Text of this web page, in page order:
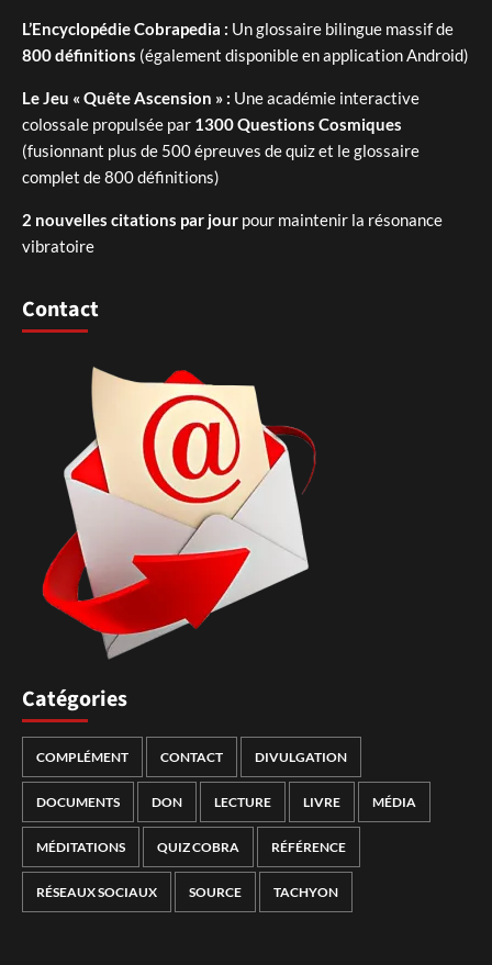
L’Encyclopédie Cobrapedia : Un glossaire bilingue massif de
800 définitions (également disponible en application Android)
Le Jeu « Quête Ascension » : Une académie interactive
colossale propulsée par 1300 Questions Cosmiques
(fusionnant plus de 500 épreuves de quiz et le glossaire
complet de 800 définitions)
2 nouvelles citations par jour pour maintenir la résonance
vibratoire
Contact
Catégories
COMPLÉMENT CONTACT DIVULGATION
DOCUMENTS DON LECTURE LIVRE MÉDIA
MÉDITATIONS QUIZ COBRA RÉFÉRENCE
RÉSEAUX SOCIAUX SOURCE TACHYON